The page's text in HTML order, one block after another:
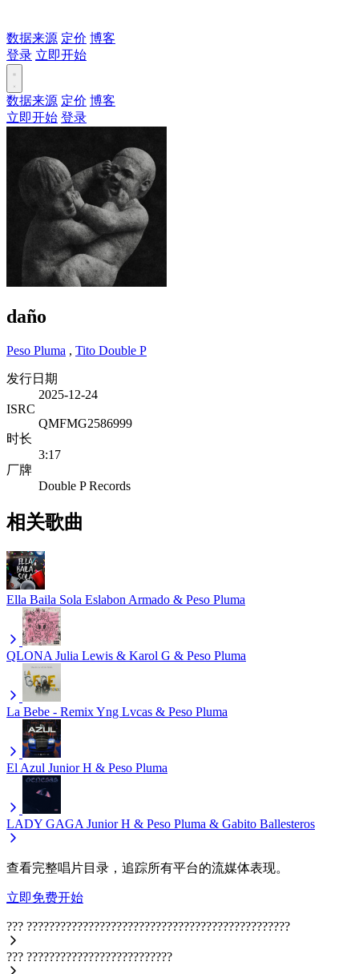
数据来源 定价 博客
登录 立即开始
数据来源 定价 博客
立即开始 登录
daño
Peso Pluma , Tito Double P
发行日期
2025-12-24
ISRC
QMFMG2586999
时长
3:17
厂牌
Double P Records
相关歌曲
Ella Baila Sola Eslabon Armado & Peso Pluma
QLONA Julia Lewis & Karol G & Peso Pluma
La Bebe - RemixYng Lvcas & Peso Pluma
El Azul Junior H & Peso Pluma
LADY GAGA Junior H & Peso Pluma & Gabito Ballesteros
查看完整唱片目录，追踪所有平台的流媒体表现。
立即免费开始
??? ???????????????????????????????????????????????
??? ??????????????????????????